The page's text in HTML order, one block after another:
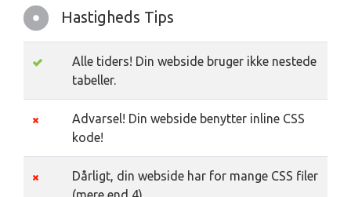
Hastigheds Tips
Alle tiders! Din webside bruger ikke nestede
tabeller.
Advarsel! Din webside benytter inline CSS
kode!
Dårligt, din webside har for mange CSS filer